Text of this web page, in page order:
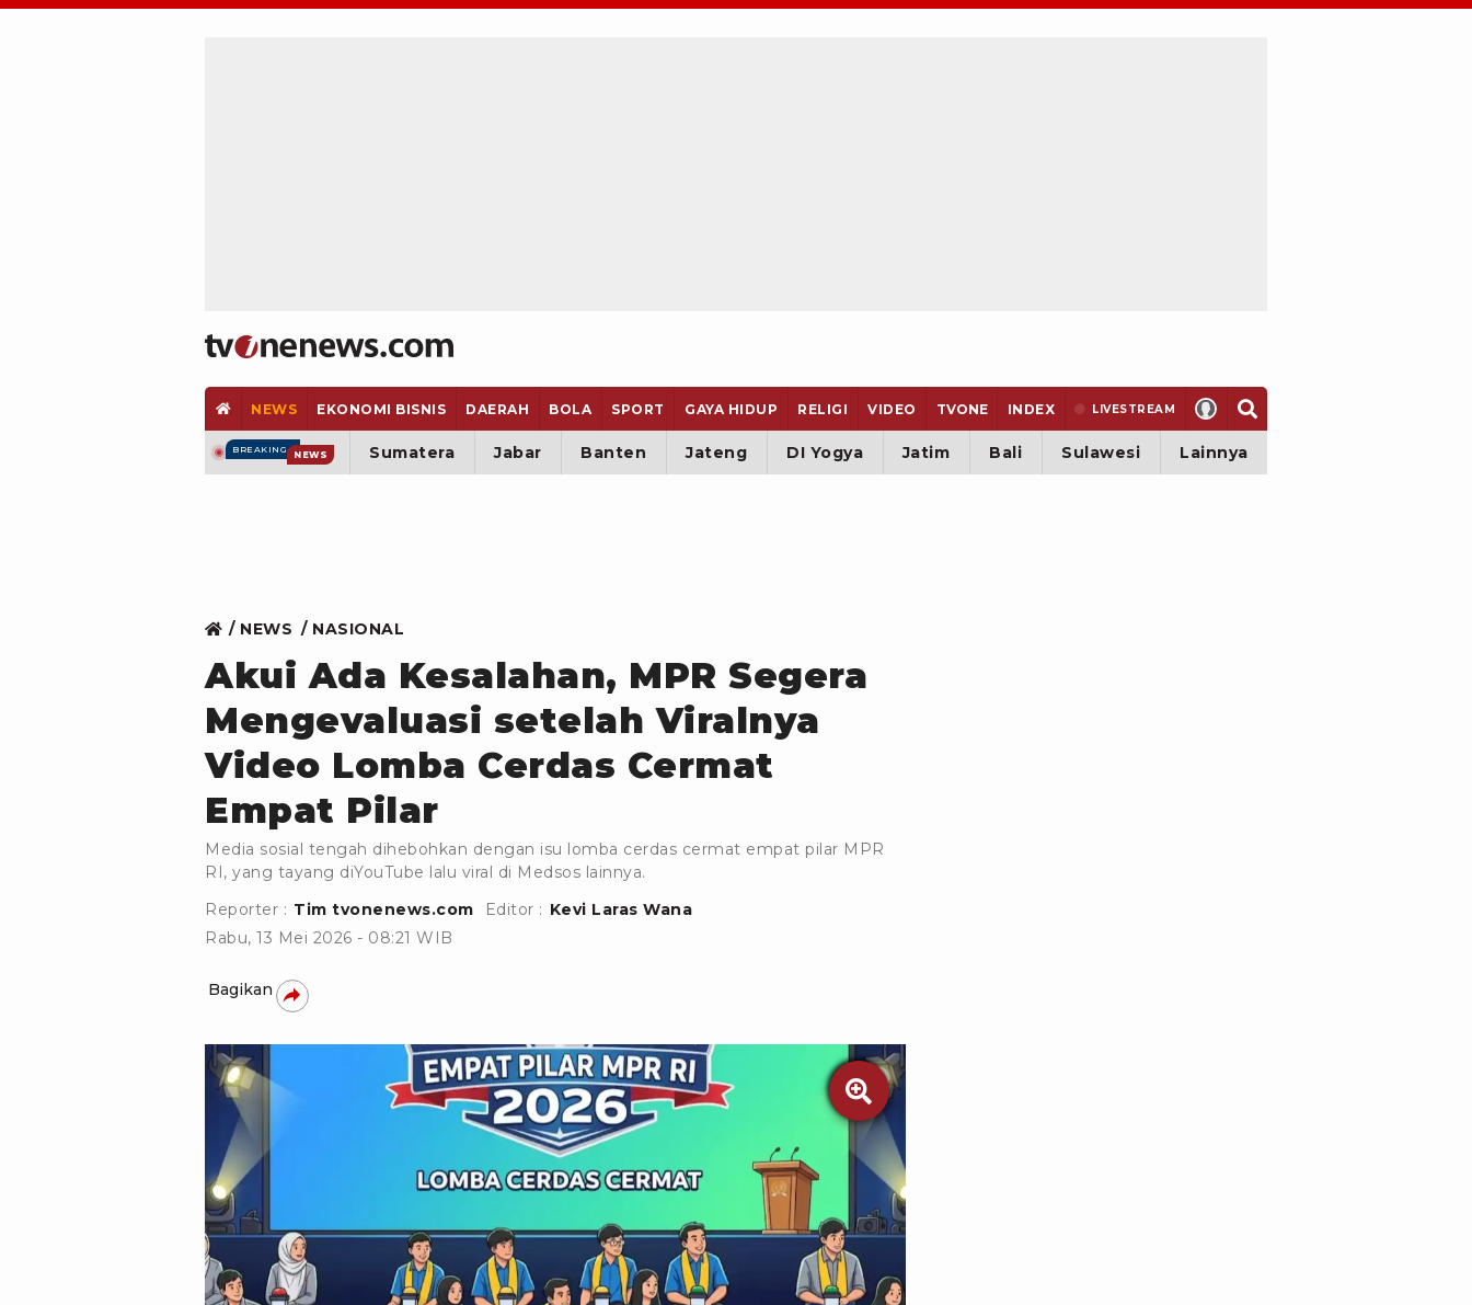
NEWS EKONOMI BISNIS DAERAH BOLA SPORT GAYA HIDUP RELIGI VIDEO TVONE INDEX LIVESTREAM
BREAKING NEWS Sumatera Jabar Banten Jateng DI Yogya Jatim Bali Sulawesi Lainnya
NEWS NASIONAL
Akui Ada Kesalahan, MPR Segera
Mengevaluasi setelah Viralnya
Video Lomba Cerdas Cermat
Empat Pilar
Media sosial tengah dihebohkan dengan isu lomba cerdas cermat empat pilar MPR
RI, yang tayang diYouTube lalu viral di Medsos lainnya.
Reporter : Tim tvonenews.com Editor : Kevi Laras Wana
Rabu, 13 Mei 2026 - 08:21 WIB
Bagikan
